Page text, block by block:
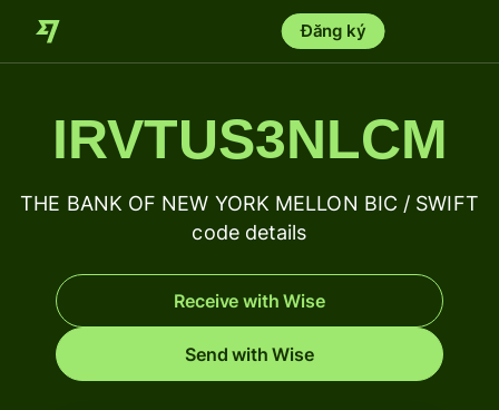
Đăng ký
IRVTUS3NLCM
THE BANK OF NEW YORK MELLON BIC / SWIFT
code details
Receive with Wise
Send with Wise